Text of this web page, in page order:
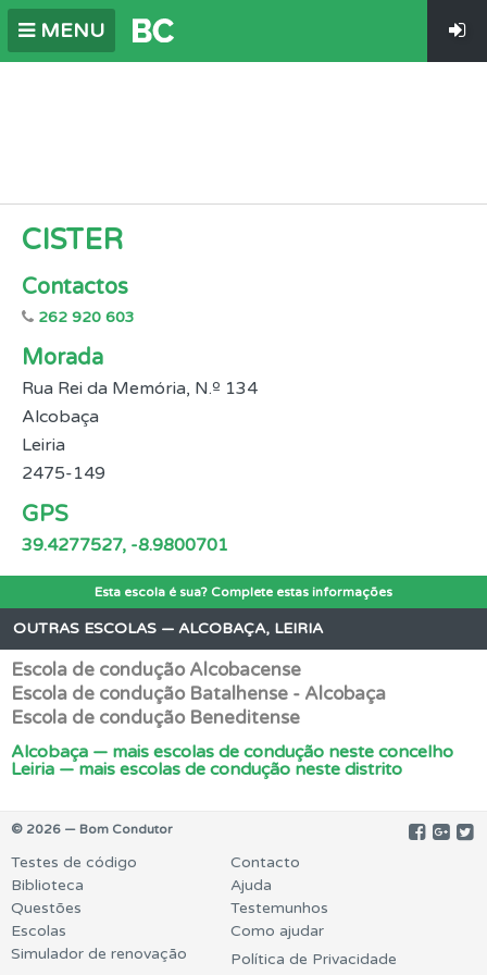
MENU
CISTER
Contactos
262 920 603
Morada
Rua Rei da Memória, N.º 134
Alcobaça
Leiria
2475-149
GPS
39.4277527, -8.9800701
Esta escola é sua? Complete estas informações
OUTRAS ESCOLAS — ALCOBAÇA, LEIRIA
Escola de condução Alcobacense
Escola de condução Batalhense - Alcobaça
Escola de condução Beneditense
Alcobaça — mais escolas de condução neste concelho
Leiria — mais escolas de condução neste distrito
© 2026 — Bom Condutor
Testes de código
Biblioteca
Questões
Escolas
Simulador de renovação
Contacto
Ajuda
Testemunhos
Como ajudar
Política de Privacidade